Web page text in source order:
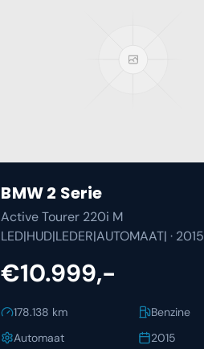
BMW2 Serie
Active Tourer 220i M
LED|HUD|LEDER|AUTOMAAT| · 2015
€10.999,-
178.138 km
Benzine
Automaat
2015